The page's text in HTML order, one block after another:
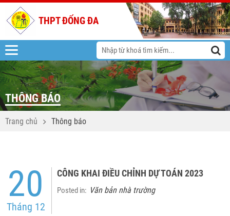
THPT ĐỐNG ĐA
THÔNG BÁO
Trang chủ Thông báo
20
Tháng 12
CÔNG KHAI ĐIỀU CHỈNH DỰ TOÁN 2023
Posted in: Văn bản nhà trường